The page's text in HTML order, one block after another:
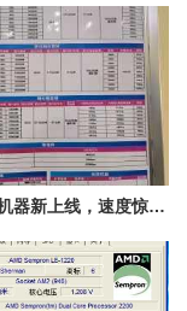
韩国NAT机器新上线，速度惊艳！限时8折优惠火热进行中